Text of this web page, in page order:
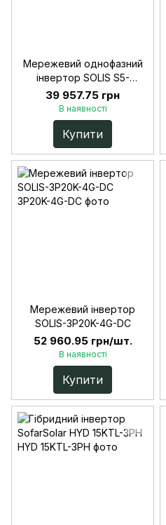
Мережевий однофазний
інвертор SOLIS S5-
GR3P10K
39 957.75 грн
В наявності
Купити
Мережевий інвертор
SOLIS-3P20K-4G-DC
52 960.95 грн/шт.
В наявності
Купити